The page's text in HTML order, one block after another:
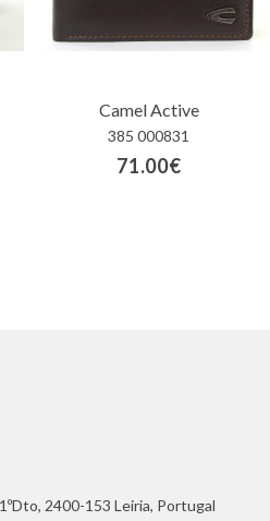
Camel Active
385 000831
71.00€
2400-153 Leiria, Portugal